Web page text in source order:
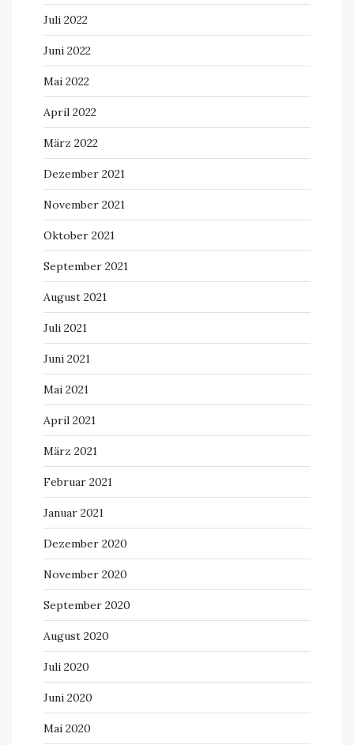
Juli 2022
Juni 2022
Mai 2022
April 2022
März 2022
Dezember 2021
November 2021
Oktober 2021
September 2021
August 2021
Juli 2021
Juni 2021
Mai 2021
April 2021
März 2021
Februar 2021
Januar 2021
Dezember 2020
November 2020
September 2020
August 2020
Juli 2020
Juni 2020
Mai 2020